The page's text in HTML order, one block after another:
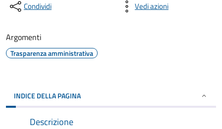
Condividi Vedi azioni
Argomenti
Trasparenza amministrativa
INDICE DELLA PAGINA
Descrizione